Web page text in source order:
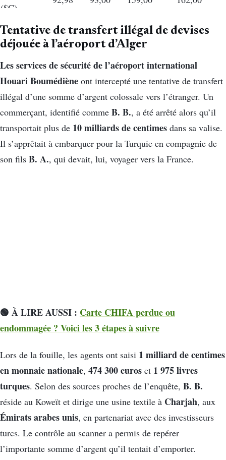
($C)
Dirham EAU
(AED)
36,32 36,33 62,00 64,00
Tentative de transfert illégal de devises
déjouée à l’aéroport d’Alger
Les services de sécurité de l’aéroport international
Houari Boumédiène ont intercepté une tentative de transfert
illégal d’une somme d’argent colossale vers l’étranger. Un
commerçant, identifié comme B. B., a été arrêté alors qu’il
transportait plus de 10 milliards de centimes dans sa valise.
Il s’apprêtait à embarquer pour la Turquie en compagnie de
son fils B. A., qui devait, lui, voyager vers la France.
🟢 À LIRE AUSSI : Carte CHIFA perdue ou
endommagée ? Voici les 3 étapes à suivre
Lors de la fouille, les agents ont saisi 1 milliard de centimes
en monnaie nationale, 474 300 euros et 1 975 livres
turques. Selon des sources proches de l’enquête, B. B.
réside au Koweït et dirige une usine textile à Charjah, aux
Émirats arabes unis, en partenariat avec des investisseurs
turcs. Le contrôle au scanner a permis de repérer
l’importante somme d’argent qu’il tentait d’emporter.